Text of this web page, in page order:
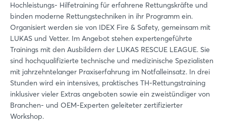
Hochleistungs- Hilfetraining für erfahrene Rettungskräfte und
binden moderne Rettungstechniken in ihr Programm ein.
Organisiert werden sie von IDEX Fire & Safety, gemeinsam mit
LUKAS und Vetter. Im Angebot stehen expertengeführte
Trainings mit den Ausbildern der LUKAS RESCUE LEAGUE. Sie
sind hochqualifizierte technische und medizinische Spezialisten
mit jahrzehntelanger Praxiserfahrung im Notfalleinsatz. In drei
Stunden wird ein intensives, praktisches TH-Rettungstraining
inklusiver vieler Extras angeboten sowie ein zweistündiger von
Branchen- und OEM-Experten geleiteter zertifizierter
Workshop.